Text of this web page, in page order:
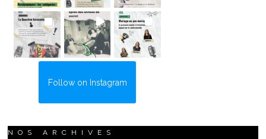
Follow on Instagram
NOS ARCHIVES